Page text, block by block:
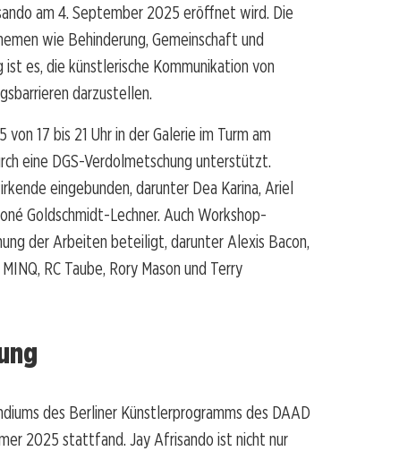
am 4. September 2025 eröffnet wird. Die
wie Behinderung, Gemeinschaft und
es, die künstlerische Kommunikation von
darzustellen.
17 bis 21 Uhr in der Galerie im Turm am
eine DGS-Verdolmetschung unterstützt.
eingebunden, darunter Dea Karina, Ariel
Goldschmidt-Lechner. Auch Workshop-
der Arbeiten beteiligt, darunter Alexis Bacon,
RC Taube, Rory Mason und Terry
des Berliner Künstlerprogramms des DAAD
2025 stattfand. Jay Afrisando ist nicht nur